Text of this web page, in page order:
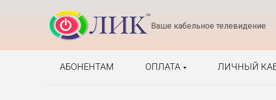
Ваше кабельное телевидение
АБОНЕНТАМ ОПЛАТА ЛИЧНЫЙ